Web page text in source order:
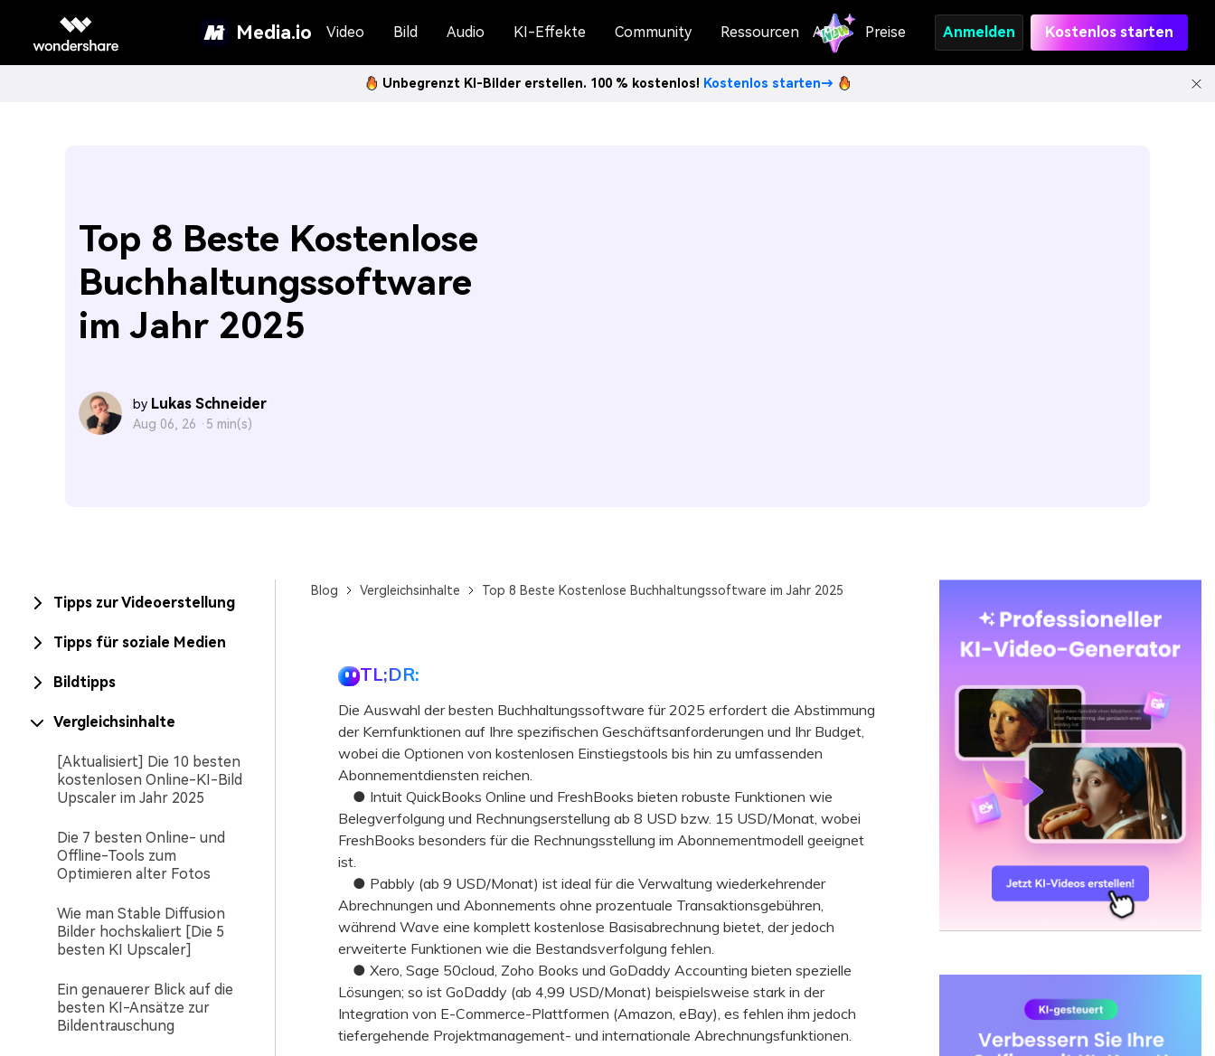
Media.io Video Bild Audio KI-Effekte Community Ressourcen API Preise Anmelden Kostenlos starten
Unbegrenzt KI-Bilder erstellen. 100 % kostenlos! Kostenlos starten→
Top 8 Beste Kostenlose
Buchhaltungssoftware
im Jahr 2025
by Lukas Schneider
Aug 06, 26 · 5 min(s)
Tipps zur Videoerstellung
Tipps für soziale Medien
Bildtipps
Vergleichsinhalte
[Aktualisiert] Die 10 besten
kostenlosen Online-KI-Bild
Upscaler im Jahr 2025
Die 7 besten Online- und
Offline-Tools zum
Optimieren alter Fotos
Wie man Stable Diffusion
Bilder hochskaliert [Die 5
besten KI Upscaler]
Ein genauerer Blick auf die
besten KI-Ansätze zur
Bildentrauschung
Blog Vergleichsinhalte Top 8 Beste Kostenlose Buchhaltungssoftware im Jahr 2025
TL;DR:
Die Auswahl der besten Buchhaltungssoftware für 2025 erfordert die Abstimmung
der Kernfunktionen auf Ihre spezifischen Geschäftsanforderungen und Ihr Budget,
wobei die Optionen von kostenlosen Einstiegstools bis hin zu umfassenden
Abonnementdiensten reichen.
● Intuit QuickBooks Online und FreshBooks bieten robuste Funktionen wie
Belegverfolgung und Rechnungserstellung ab 8 USD bzw. 15 USD/Monat, wobei
FreshBooks besonders für die Rechnungsstellung im Abonnementmodell geeignet
ist.
● Pabbly (ab 9 USD/Monat) ist ideal für die Verwaltung wiederkehrender
Abrechnungen und Abonnements ohne prozentuale Transaktionsgebühren,
während Wave eine komplett kostenlose Basisabrechnung bietet, der jedoch
erweiterte Funktionen wie die Bestandsverfolgung fehlen.
● Xero, Sage 50cloud, Zoho Books und GoDaddy Accounting bieten spezielle
Lösungen; so ist GoDaddy (ab 4,99 USD/Monat) beispielsweise stark in der
Integration von E-Commerce-Plattformen (Amazon, eBay), es fehlen ihm jedoch
tiefergehende Projektmanagement- und internationale Abrechnungsfunktionen.